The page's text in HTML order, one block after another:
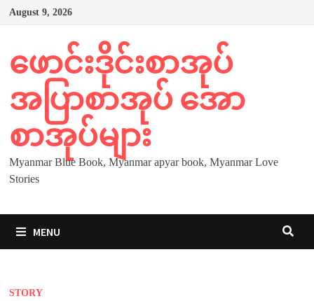
Skip
August 9, 2026
ဖောင်းဒိုင်းစာအုပ်
အပြာစာအုပ် အော
စာအုပ်များ
Myanmar Blue Book, Myanmar apyar book, Myanmar Love
Stories
MENU
STORY